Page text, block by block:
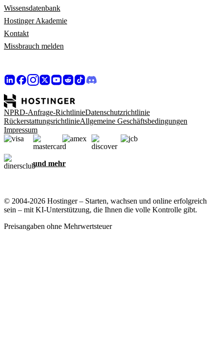
Wissensdatenbank
Hostinger Akademie
Kontakt
Missbrauch melden
NPRD-Anfrage-RichtlinieDatenschutzrichtlinie
RückerstattungsrichtlinieAllgemeine Geschäftsbedingungen
Impressum
und mehr
© 2004-2026 Hostinger – Starten, wachsen und online erfolgreich
sein – mit KI-Unterstützung, die Ihnen die volle Kontrolle gibt.
Preisangaben ohne Mehrwertsteuer